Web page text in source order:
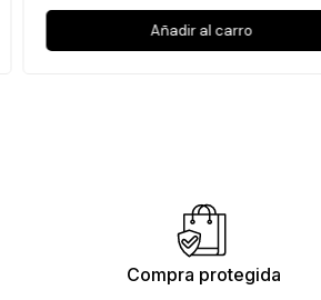
Añadir al carro
Compra protegida